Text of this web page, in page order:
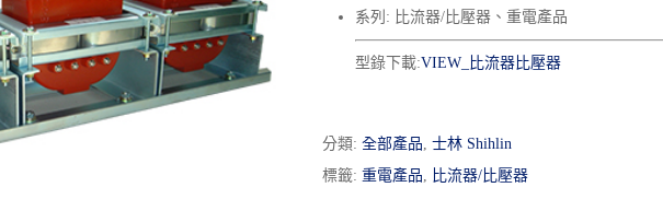
系列: 比流器/比壓器、重電產品
型錄下載:VIEW_比流器比壓器
分類: 全部產品, 士林 Shihlin
標籤: 重電產品, 比流器/比壓器